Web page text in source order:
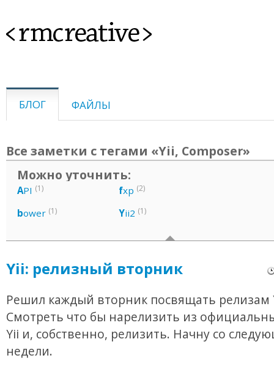
<rmcreative>
БЛОГ ФАЙЛЫ
Все заметки с тегами «Yii, Composer»
Можно уточнить:
API (1)
bower (1)
fxp (2)
Yii2 (1)
Yii: релизный вторник
Решил каждый вторник посвящать релизам
Смотреть что бы нарелизить из
Yii и, собственно, релизить. Начну со
недели.